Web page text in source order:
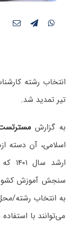
تیر تمدید شد.
به گزارش
اسلامی، آن دسته
سنجش آموزش کشور
به انتخاب رشته/
می‌توانند با